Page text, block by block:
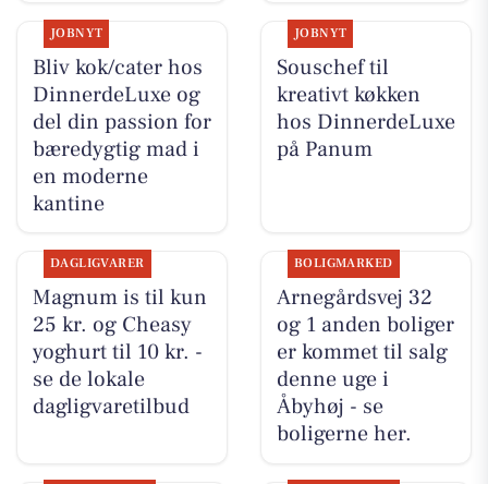
JOBNYT
Bliv kok/cater hos
DinnerdeLuxe og
del din passion for
bæredygtig mad i
en moderne
kantine
JOBNYT
Souschef til
kreativt køkken
hos DinnerdeLuxe
på Panum
DAGLIGVARER
Magnum is til kun
25 kr. og Cheasy
yoghurt til 10 kr. -
se de lokale
dagligvaretilbud
BOLIGMARKED
Arnegårdsvej 32
og 1 anden boliger
er kommet til salg
denne uge i
Åbyhøj - se
boligerne her.